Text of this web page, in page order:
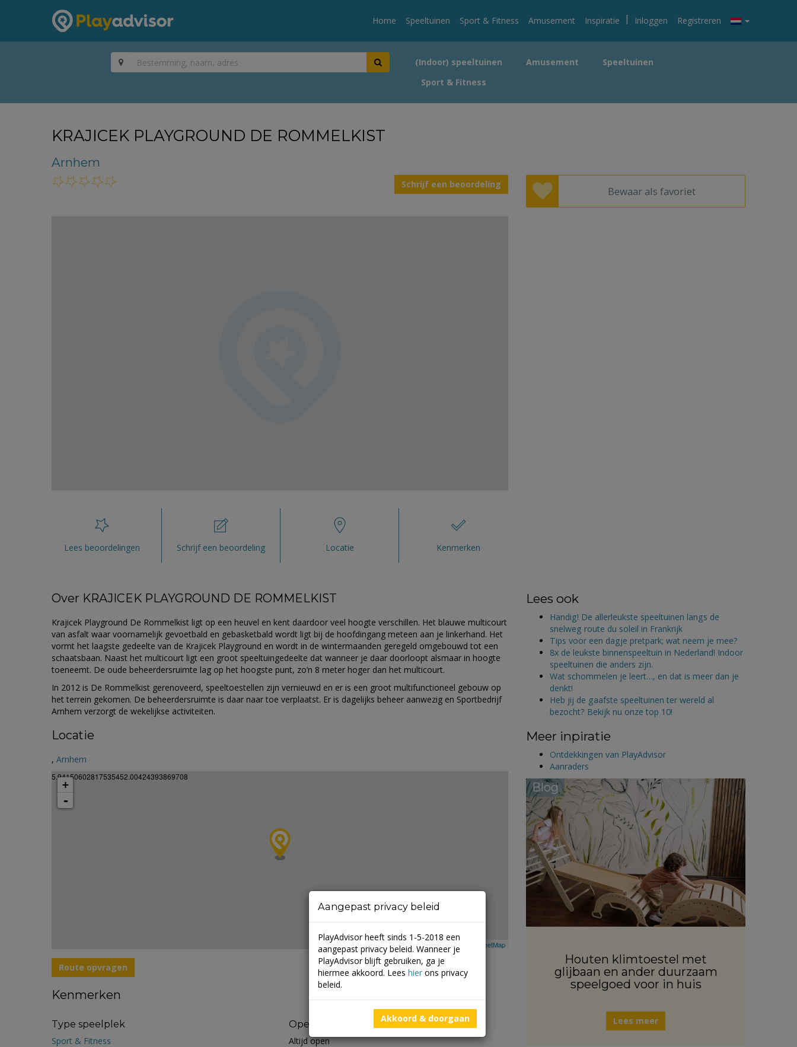
Home Speeltuinen Sport & Fitness Amusement Inspiratie | Inloggen Registreren
(Indoor) speeltuinen Amusement
Speeltuinen
Sport & Fitness
KRAJICEK PLAYGROUND DE ROMMELKIST
Arnhem
Schrijf een beoordeling
Bewaar als favoriet
Lees beoordelingen Schrijf een beoordeling Locatie Kenmerken
Over KRAJICEK PLAYGROUND DE ROMMELKIST
Krajicek Playground De Rommelkist ligt op een heuvel en kent daardoor veel hoogte verschillen. Het blauwe multicourt
van asfalt waar voornamelijk gevoetbald en gebasketbald wordt ligt bij de hoofdingang meteen aan je linkerhand. Het
vormt het laagste gedeelte van de Krajicek Playground en wordt in de wintermaanden geregeld omgebouwd tot een
schaatsbaan. Naast het multicourt ligt een groot speeltuingedeelte dat wanneer je daar doorloopt alsmaar in hoogte
toeneemt. De oude beheerdersruimte lag op het hoogste punt, zo’n 8 meter hoger dan het multicourt.
In 2012 is De Rommelkist gerenoveerd, speeltoestellen zijn vernieuwd en er is een groot multifunctioneel gebouw op
het terrein gekomen. De beheerdersruimte is daar naar toe verplaatst. Er is dagelijks beheer aanwezig en Sportbedrijf
Arnhem verzorgt de wekelijkse activiteiten.
Locatie
, Arnhem
5.94150602817535452.00424393869708
+
-
Leaflet | © © OpenStreetMap
Route opvragen
Kenmerken
Type speelplek
Sport & Fitness
Openingstijden
Altijd open
Lees ook
Handig! De allerleukste speeltuinen langs de
snelweg route du soleil in Frankrijk
Tips voor een dagje pretpark; wat neem je mee?
8x de leukste binnenspeeltuin in Nederland! Indoor
speeltuinen die anders zijn.
Wat schommelen je leert…, en dat is meer dan je
denkt!
Heb jij de gaafste speeltuinen ter wereld al
bezocht? Bekijk nu onze top 10!
Meer inpiratie
Ontdekkingen van PlayAdvisor
Aanraders
Blog
Houten klimtoestel met
glijbaan en ander duurzaam
speelgoed voor in huis
Lees meer
Aangepast privacy beleid
PlayAdvisor heeft sinds 1-5-2018 een
aangepast privacy beleid. Wanneer je
PlayAdvisor blijft gebruiken, ga je
hiermee akkoord. Lees hier ons privacy
beleid.
Akkoord & doorgaan